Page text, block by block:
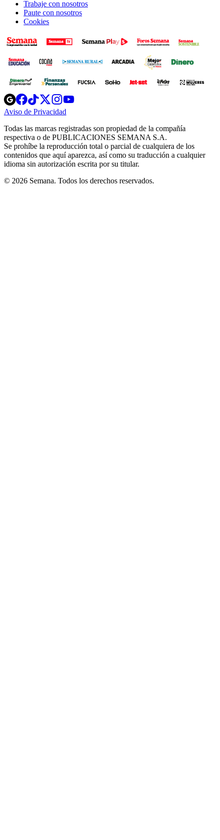
Trabaje con nosotros
Paute con nosotros
Cookies
Opens
in
new
Opens
in
new
Opens
in
new
window
Opens
new
windowwindow
Aviso de Privacidad
new
window
Todas las marcas registradas son propiedad de la compañía
respectiva o de PUBLICACIONES SEMANA S.A.
Se prohíbe la reproducción total o parcial de cualquiera de los
contenidos que aquí aparezca, así como su traducción a cualquier
idioma sin autorización escrita por su titular.
© 2026 Semana. Todos los derechos reservados.